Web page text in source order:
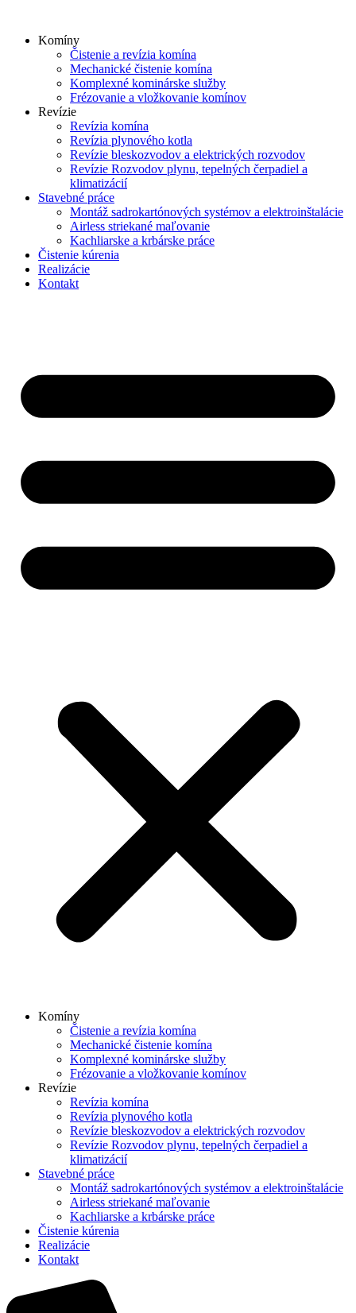
contentKomíny
Čistenie a revízia komína
Mechanické čistenie komína
Komplexné kominárske služby
Frézovanie a vložkovanie komínov
Revízie
Revízia komína
Revízia plynového kotla
Revízie bleskozvodov a elektrických rozvodov
Revízie Rozvodov plynu, tepelných čerpadiel a
klimatizácií
Stavebné práce
Montáž sadrokartónových systémov a elektroinštalácie
Airless striekané maľovanie
Kachliarske a krbárske práce
Čistenie kúrenia
Realizácie
Kontakt
Komíny
Čistenie a revízia komína
Mechanické čistenie komína
Komplexné kominárske služby
Frézovanie a vložkovanie komínov
Revízie
Revízia komína
Revízia plynového kotla
Revízie bleskozvodov a elektrických rozvodov
Revízie Rozvodov plynu, tepelných čerpadiel a
klimatizácií
Stavebné práce
Montáž sadrokartónových systémov a elektroinštalácie
Airless striekané maľovanie
Kachliarske a krbárske práce
Čistenie kúrenia
Realizácie
Kontakt